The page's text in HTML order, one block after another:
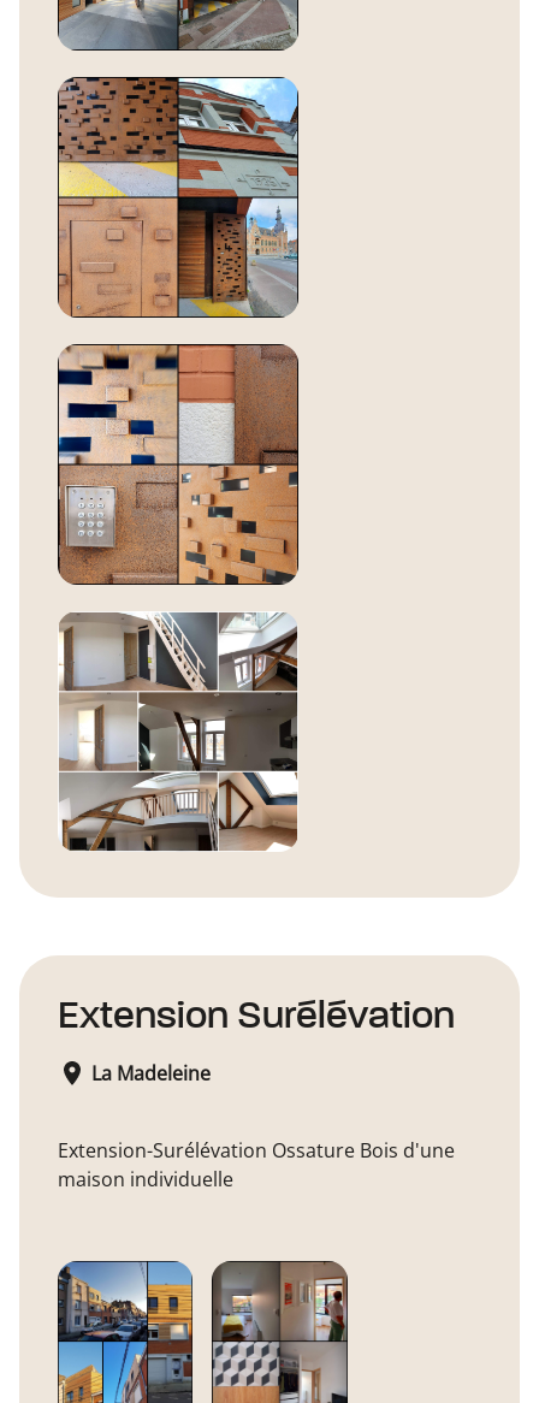
Extension Surélévation
La Madeleine
Extension-Surélévation Ossature Bois d'une
maison individuelle